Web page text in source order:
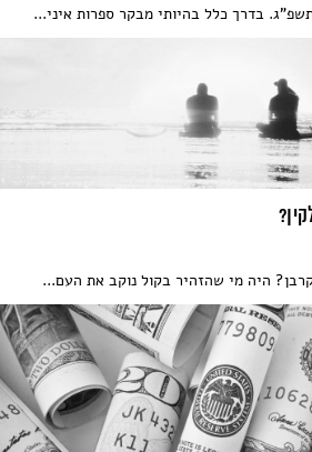
בדרך כלל בהיותי מבקר ספרות איני...
היה מי שהזהיר בקול נוקב את העם...